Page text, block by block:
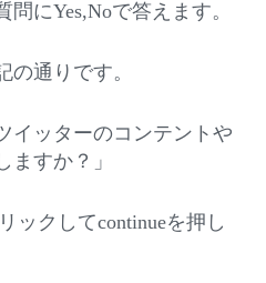
にYes,Noで答えます。
の通りです。
イッターのコンテントや
ますか？」
ックしてcontinueを押し